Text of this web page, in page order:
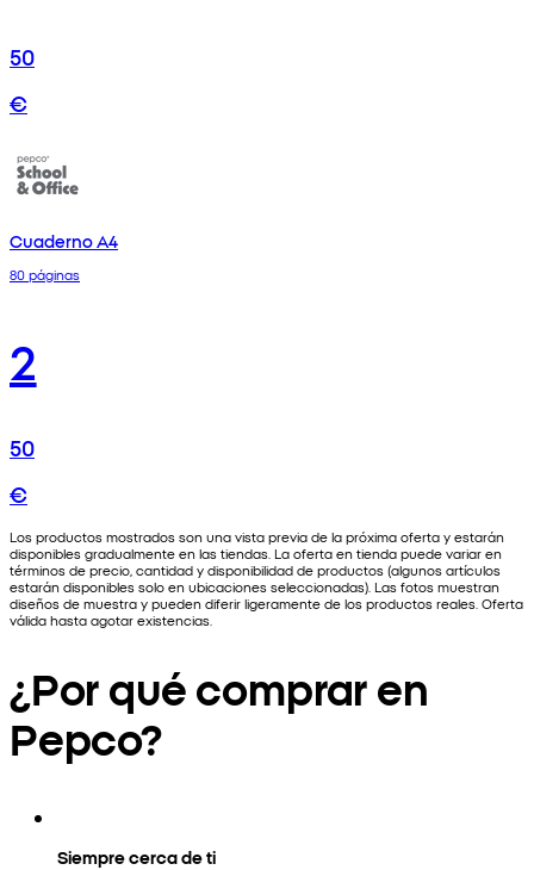
50
€
Cuaderno A4
80 páginas
2
50
€
Los productos mostrados son una vista previa de la próxima oferta y estarán
disponibles gradualmente en las tiendas. La oferta en tienda puede variar en
términos de precio, cantidad y disponibilidad de productos (algunos artículos
estarán disponibles solo en ubicaciones seleccionadas). Las fotos muestran
diseños de muestra y pueden diferir ligeramente de los productos reales. Oferta
válida hasta agotar existencias.
¿Por qué comprar en
Pepco?
Siempre cerca de ti